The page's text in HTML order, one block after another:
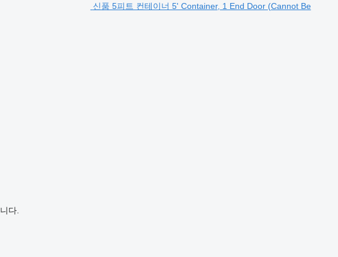
신품 5피트 컨테이너 5' Container, 1 End Door (Cannot Be
다.